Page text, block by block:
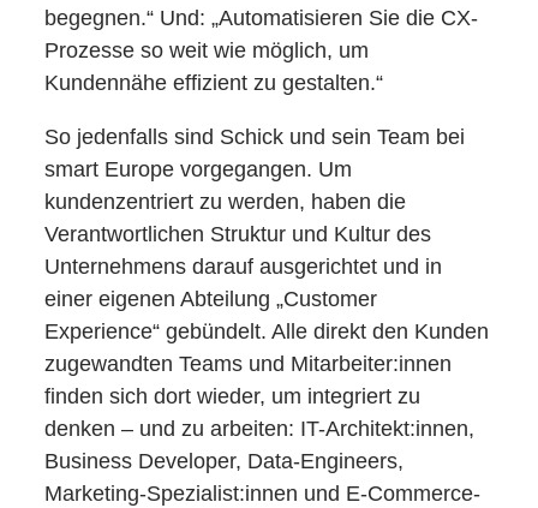
begegnen.“ Und: „Automatisieren Sie die CX-
Prozesse so weit wie möglich, um
Kundennähe effizient zu gestalten.“
So jedenfalls sind Schick und sein Team bei
smart Europe vorgegangen. Um
kundenzentriert zu werden, haben die
Verantwortlichen Struktur und Kultur des
Unternehmens darauf ausgerichtet und in
einer eigenen Abteilung „Customer
Experience“ gebündelt. Alle direkt den Kunden
zugewandten Teams und Mitarbeiter:innen
finden sich dort wieder, um integriert zu
denken – und zu arbeiten: IT-Architekt:innen,
Business Developer, Data-Engineers,
Marketing-Spezialist:innen und E-Commerce-